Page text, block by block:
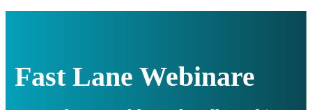
Fast Lane Webinare